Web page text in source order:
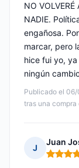
Publicado el
tras una
NO VOLVERÉ
NADIE.
engañosa.
marcar, pero
hice fui yo,
ningún
J
Juan
Nota: 5